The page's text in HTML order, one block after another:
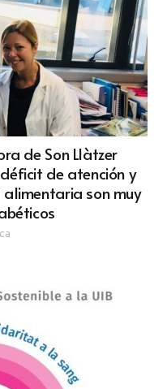
de Son Llàtzer
de atención y
son muy